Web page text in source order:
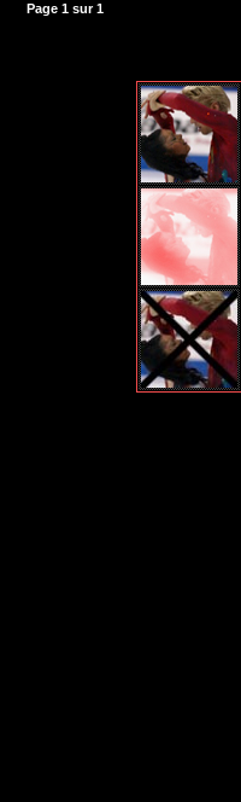
Page 1 sur1